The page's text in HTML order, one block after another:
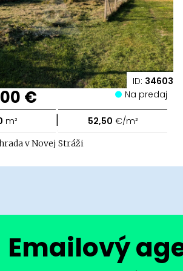
ID: 34603
€ Na predaj
m² | 52,50 €/m²
v Novej Stráži
Emailový